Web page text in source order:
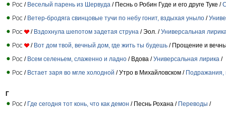
/ Веселый парень из Шервуда / Песнь о Робин Гуде и его друге Туке /
/ Ветер-бродяга свинцовые тучи по небу гонит, вздыхая уныло /
/ Вздохнула шепотом задетая струна / Эол. /Универсальная
/ Вот дом твой, вечный дом, где жить ты будешь / Прощение и
/ Всем селеньем, слаженно и ладно / Вдова /Универсальная лирика /
/ Встает заря во мгле холодной / Утро в Михайловском / Подражания,
Г
/ Где сегодня тот конь, что как демон / Песнь Рохана / Переводы /